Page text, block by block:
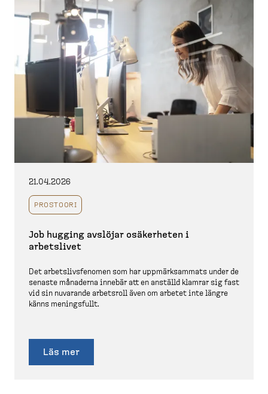
21.04.2026
PROSTOORI
Job hugging avslöjar osäkerheten i
arbetslivet
Det arbets­livs­fenomen som har uppmärk­sammats under de
senaste månaderna innebär att en anställd klamrar sig fast
vid sin nuvarande arbetsroll även om arbetet inte längre
känns meningsfullt.
Läs mer